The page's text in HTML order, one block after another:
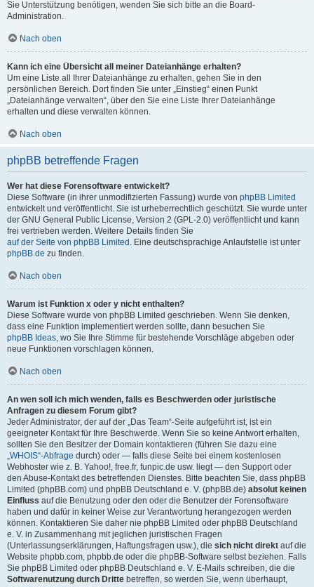
Sie Unterstützung benötigen, wenden Sie sich bitte an die Board-
Administration.
Nach oben
Kann ich eine Übersicht all meiner Dateianhänge erhalten?
Um eine Liste all Ihrer Dateianhänge zu erhalten, gehen Sie in den
persönlichen Bereich. Dort finden Sie unter „Einstieg“ einen Punkt
„Dateianhänge verwalten“, über den Sie eine Liste Ihrer Dateianhänge
erhalten und diese verwalten können.
Nach oben
phpBB betreffende Fragen
Wer hat diese Forensoftware entwickelt?
Diese Software (in ihrer unmodifizierten Fassung) wurde von phpBB Limited
entwickelt und veröffentlicht. Sie ist urheberrechtlich geschützt. Sie wurde unter
der GNU General Public License, Version 2 (GPL-2.0) veröffentlicht und kann
frei vertrieben werden. Weitere Details finden Sie
auf der Seite von phpBB Limited . Eine deutschsprachige Anlaufstelle ist unter
phpBB.de zu finden.
Nach oben
Warum ist Funktion x oder y nicht enthalten?
Diese Software wurde von phpBB Limited geschrieben. Wenn Sie denken,
dass eine Funktion implementiert werden sollte, dann besuchen Sie
phpBB Ideas, wo Sie Ihre Stimme für bestehende Vorschläge abgeben oder
neue Funktionen vorschlagen können.
Nach oben
An wen soll ich mich wenden, falls es Beschwerden oder juristische
Anfragen zu diesem Forum gibt?
Jeder Administrator, der auf der „Das Team“-Seite aufgeführt ist, ist ein
geeigneter Kontakt für Ihre Beschwerde. Wenn Sie so keine Antwort erhalten,
sollten Sie den Besitzer der Domain kontaktieren (führen Sie dazu eine
„WHOIS“-Abfrage durch) oder — falls diese Seite bei einem kostenlosen
Webhoster wie z. B. Yahoo!, free.fr, funpic.de usw. liegt — den Support oder
den Abuse-Kontakt des betreffenden Dienstes. Bitte beachten Sie, dass phpBB
Limited (phpBB.com) und phpBB Deutschland e. V. (phpBB.de) absolut keinen
Einfluss auf die Benutzung oder den oder die Benutzer der Forensoftware
haben und dafür in keiner Weise zur Verantwortung herangezogen werden
können. Kontaktieren Sie daher nie phpBB Limited oder phpBB Deutschland
e. V. in Zusammenhang mit jeglichen juristischen Fragen
(Unterlassungserklärungen, Haftungsfragen usw.), die sich nicht direkt auf die
Website phpbb.com, phpbb.de oder die phpBB-Software selbst beziehen. Falls
Sie phpBB Limited oder phpBB Deutschland e. V. E-Mails schreiben, die die
Softwarenutzung durch Dritte betreffen, so werden Sie, wenn überhaupt,